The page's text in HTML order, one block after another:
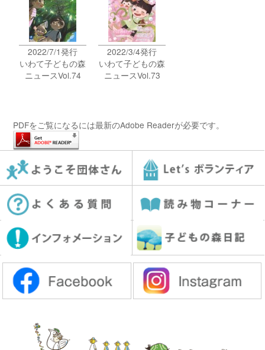
2022/7/1発行
いわて子どもの森
ニュースVol.74
2022/3/4発行
いわて子どもの森
ニュースVol.73
PDFをご覧になるには最新のAdobe Readerが必要です。